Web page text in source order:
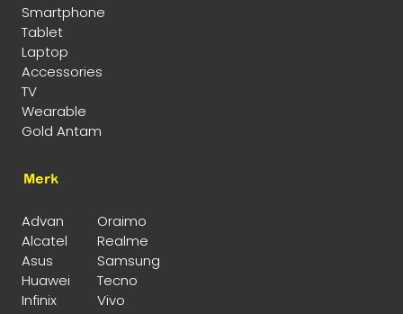
Smartphone
Tablet
Laptop
Accessories
TV
Wearable
Gold Antam
Merk
Advan
Oraimo
Alcatel
Realme
Asus
Samsung
Huawei
Tecno
Infinix
Vivo